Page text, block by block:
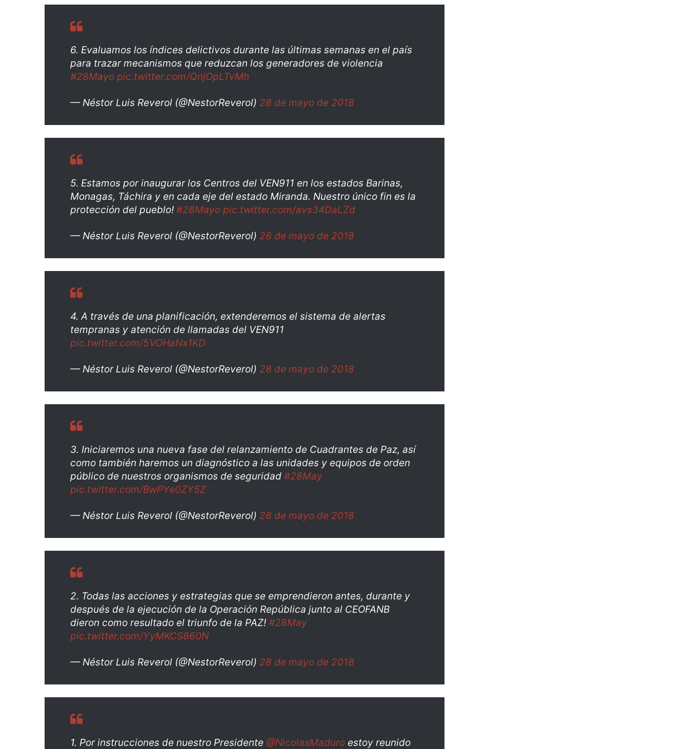
6. Evaluamos los índices delictivos durante las últimas semanas en el país
para trazar mecanismos que reduzcan los generadores de violencia
#28Mayo pic.twitter.com/QnjOpLTvMh
— Néstor Luis Reverol (@NestorReverol) 28 de mayo de 2018
5. Estamos por inaugurar los Centros del VEN911 en los estados Barinas,
Monagas, Táchira y en cada eje del estado Miranda. Nuestro único fin es la
protección del pueblo! #28Mayo pic.twitter.com/avs34DaLZd
— Néstor Luis Reverol (@NestorReverol) 28 de mayo de 2018
4. A través de una planificación, extenderemos el sistema de alertas
tempranas y atención de llamadas del VEN911
pic.twitter.com/5VOHaNx1KD
— Néstor Luis Reverol (@NestorReverol) 28 de mayo de 2018
3. Iniciaremos una nueva fase del relanzamiento de Cuadrantes de Paz, así
como también haremos un diagnóstico a las unidades y equipos de orden
público de nuestros organismos de seguridad #28May
pic.twitter.com/BwPYe0ZY5Z
— Néstor Luis Reverol (@NestorReverol) 28 de mayo de 2018
2. Todas las acciones y estrategias que se emprendieron antes, durante y
después de la ejecución de la Operación República junto al CEOFANB
dieron como resultado el triunfo de la PAZ! #28May
pic.twitter.com/YyMKCS860N
— Néstor Luis Reverol (@NestorReverol) 28 de mayo de 2018
1. Por instrucciones de nuestro Presidente @NicolasMaduro estoy reunido